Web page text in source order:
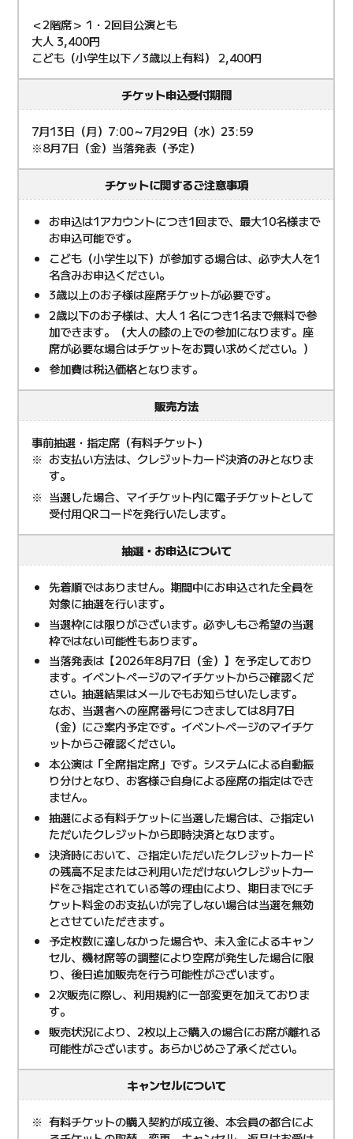
＜2階席＞ 1・2回目公演とも
大人 3,400円
こども（小学生以下／3歳以上有料） 2,400円
チケット申込受付期間
7月13日（月）7:00～7月29日（水）23:59
※8月7日（金）当落発表（予定）
チケットに関するご注意事項
お申込は1アカウントにつき1回まで、最大10名様まで
お申込可能です。
こども（小学生以下）が参加する場合は、必ず大人を1
名含みお申込ください。
3歳以上のお子様は座席チケットが必要です。
2歳以下のお子様は、大人１名につき1名まで無料で参
加できます。（大人の膝の上での参加になります。座
席が必要な場合はチケットをお買い求めください。）
参加費は税込価格となります。
販売方法
事前抽選・指定席（有料チケット）
お支払い方法は、クレジットカード決済のみとなりま
す。
当選した場合、マイチケット内に電子チケットとして
受付用QRコードを発行いたします。
抽選・お申込について
先着順ではありません。期間中にお申込された全員を
対象に抽選を行います。
当選枠には限りがございます。必ずしもご希望の当選
枠ではない可能性もあります。
当落発表は【2026年8月7日（金）】を予定しており
ます。イベントページのマイチケットからご確認くだ
さい。抽選結果はメールでもお知らせいたします。
なお、当選者への座席番号につきましては8月7日
（金）にご案内予定です。イベントページのマイチケ
ットからご確認ください。
本公演は「全席指定席」です。システムによる自動振
り分けとなり、お客様ご自身による座席の指定はでき
ません。
抽選による有料チケットに当選した場合は、ご指定い
ただいたクレジットから即時決済となります。
決済時において、ご指定いただいたクレジットカード
の残高不足またはご利用いただけないクレジットカー
ドをご指定されている等の理由により、期日までにチ
ケット料金のお支払いが完了しない場合は当選を無効
とさせていただきます。
予定枚数に達しなかった場合や、未入金によるキャン
セル、機材席等の調整により空席が発生した場合に限
り、後日追加販売を行う可能性がございます。
2次販売に際し、利用規約に一部変更を加えておりま
す。
販売状況により、2枚以上ご購入の場合にお席が離れる
可能性がございます。あらかじめご了承ください。
キャンセルについて
有料チケットの購入契約が成立後、本会員の都合によ